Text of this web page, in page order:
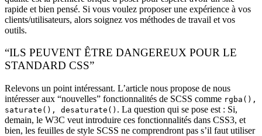
rapide et bien pensé. Si vous voulez proposer une expérience à vos
clients/utilisateurs, alors soignez vos méthodes de travail et vos
outils.
“ILS PEUVENT ÊTRE DANGEREUX POUR LE
STANDARD CSS”
Relevons un point intéressant. L’article nous propose de nous
intéresser aux “nouvelles” fonctionnalités de SCSS comme rgba(),
saturate(), desaturate() . La question qui se pose est : Si,
demain, le W3C veut introduire ces fonctionnalités dans CSS3, et
bien, les feuilles de style SCSS ne comprendront pas s’il faut utiliser